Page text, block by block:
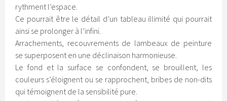
rythment l’espace.
Ce pourrait être le détail d’un tableau illimité qui pourrait
ainsi se prolonger à l’infini.
Arrachements, recouvrements de lambeaux de peinture
se superposent en une déclinaison harmonieuse.
Le fond et la surface se confondent, se brouillent, les
couleurs s’éloignent ou se rapprochent, bribes de non-dits
qui témoignent de la sensibilité pure.